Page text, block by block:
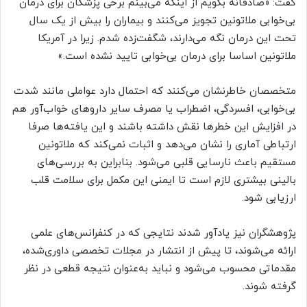
گفت: «صادقانه بگویم از اینکه می‌بینم برخی پزشکان برای درمان
بی‌خوابی ملاتونین تجویز می‌کنند و بیماران را بیش از یک سال
تحت این درمان نگه می‌دارند، شگفت‌زده شدم. زیرا در آمریکا
ملاتونین اساسا برای درمان بی‌خوابی تایید نشده است.»
متخصصان خاطرنشان می‌کنند که احتمال دارد عواملی مانند شدت
بی‌خوابی، افسردگی، اضطراب یا مصرف سایر داروهای خواب‌آور هم
در افزایش این خطرها نقش داشته باشند و این یافته‌ها صرفا
ارتباطی آماری را نشان می‌دهد و اثبات نمی‌کند که ملاتونین
مستقیم باعث نارسایی قلبی می‌شود. بنابراین به بررسی‌های
بالینی بیشتری لازم است تا ایمنی این مکمل برای سلامت قلب
ارزیابی شود.
پژوهشگران نیز یادآور شدند نتایجی که در کنفرانس‌های علمی
ارائه می‌شوند، تا پیش از انتشار در مجلات تخصصی داوری‌شده،
مقدماتی محسوب می‌شود و نباید به‌عنوان نتیجه‌ قطعی در نظر
گرفته شوند.